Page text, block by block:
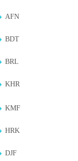
AFN
BDT
BRL
KHR
KMF
HRK
DJF